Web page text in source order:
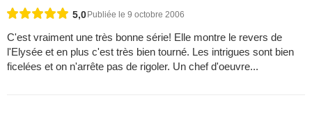
5,0Publiée le 9 octobre 2006
C'est vraiment une très bonne série! Elle montre le revers de
l'Elysée et en plus c'est très bien tourné. Les intrigues sont bien
ficelées et on n'arrête pas de rigoler. Un chef d'oeuvre...